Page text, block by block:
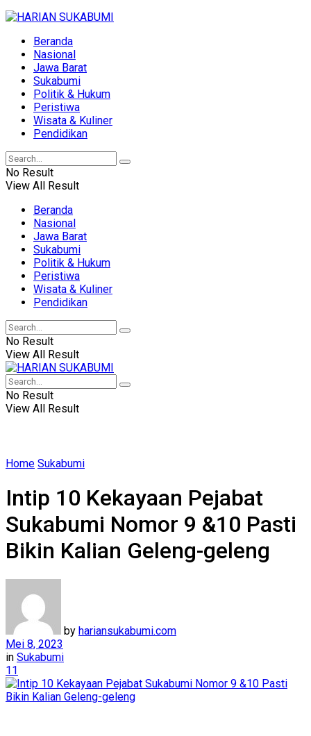
Beranda
Nasional
Jawa Barat
Sukabumi
Politik & Hukum
Peristiwa
Wisata & Kuliner
Pendidikan
No Result
View All Result
Beranda
Nasional
Jawa Barat
Sukabumi
Politik & Hukum
Peristiwa
Wisata & Kuliner
Pendidikan
No Result
View All Result
No Result
View All Result
Home Sukabumi
Intip 10 Kekayaan Pejabat
Sukabumi Nomor 9 &10 Pasti
Bikin Kalian Geleng-geleng
by hariansukabumi.com
Mei 8, 2023
in Sukabumi
11